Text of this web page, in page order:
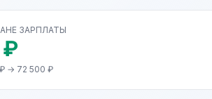
ЗАРПЛАТЫ
→ 72 500 ₽